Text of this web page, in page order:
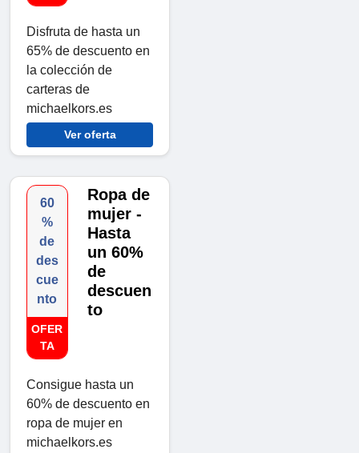
Disfruta de hasta un
65% de descuento en
la colección de
carteras de
michaelkors.es
Ver oferta
60
%
de
des
cue
nto
OFER
TA
Ropa de
mujer -
Hasta
un 60%
de
descuen
to
Consigue hasta un
60% de descuento en
ropa de mujer en
michaelkors.es